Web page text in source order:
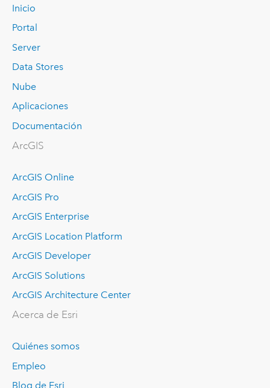
Inicio
Portal
Server
Data Stores
Nube
Aplicaciones
Documentación
ArcGIS
ArcGIS Online
ArcGIS Pro
ArcGIS Enterprise
ArcGIS Location Platform
ArcGIS Developer
ArcGIS Solutions
ArcGIS Architecture Center
Acerca de Esri
Quiénes somos
Empleo
Blog de Esri